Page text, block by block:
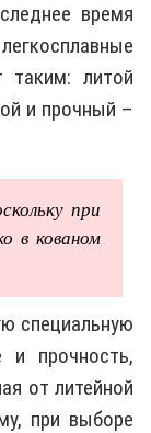
время
таким: литой
и прочный –
при
в кованом
специальную
и прочность,
от литейной
при выборе